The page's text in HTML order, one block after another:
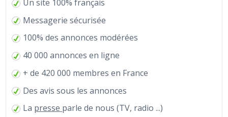
Un site 100% français
Messagerie sécurisée
100% des annonces modérées
40 000 annonces en ligne
+ de 420 000 membres en France
Des avis sous les annonces
La presse parle de nous (TV, radio ...)